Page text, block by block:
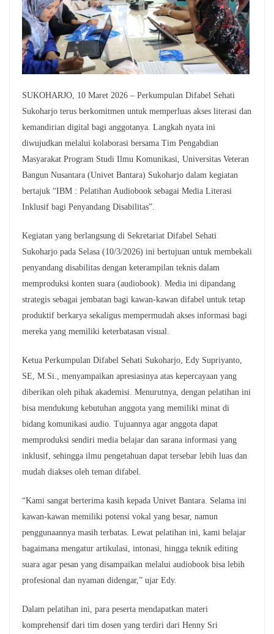
SUKOHARJO, 10 Maret 2026 – Perkumpulan Difabel Sehati
Sukoharjo terus berkomitmen untuk memperluas akses literasi dan
kemandirian digital bagi anggotanya. Langkah nyata ini
diwujudkan melalui kolaborasi bersama Tim Pengabdian
Masyarakat Program Studi Ilmu Komunikasi, Universitas Veteran
Bangun Nusantara (Univet Bantara) Sukoharjo dalam kegiatan
bertajuk “IBM : Pelatihan Audiobook sebagai Media Literasi
Inklusif bagi Penyandang Disabilitas”.
Kegiatan yang berlangsung di Sekretariat Difabel Sehati
Sukoharjo pada Selasa (10/3/2026) ini bertujuan untuk membekali
penyandang disabilitas dengan keterampilan teknis dalam
memproduksi konten suara (audiobook). Media ini dipandang
strategis sebagai jembatan bagi kawan-kawan difabel untuk tetap
produktif berkarya sekaligus mempermudah akses informasi bagi
mereka yang memiliki keterbatasan visual.
Ketua Perkumpulan Difabel Sehati Sukoharjo, Edy Supriyanto,
SE, M.Si., menyampaikan apresiasinya atas kepercayaan yang
diberikan oleh pihak akademisi. Menurutnya, dengan pelatihan ini
bisa mendukung kebutuhan anggota yang memiliki minat di
bidang komunikasi audio. Tujuannya agar anggota dapat
memproduksi sendiri media belajar dan sarana informasi yang
inklusif, sehingga ilmu pengetahuan dapat tersebar lebih luas dan
mudah diakses oleh teman difabel.
“Kami sangat berterima kasih kepada Univet Bantara. Selama ini
kawan-kawan memiliki potensi vokal yang besar, namun
penggunaannya masih terbatas. Lewat pelatihan ini, kami belajar
bagaimana mengatur artikulasi, intonasi, hingga teknik editing
suara agar pesan yang disampaikan melalui audiobook bisa lebih
profesional dan nyaman didengar,” ujar Edy.
Dalam pelatihan ini, para peserta mendapatkan materi
komprehensif dari tim dosen yang terdiri dari Henny Sri